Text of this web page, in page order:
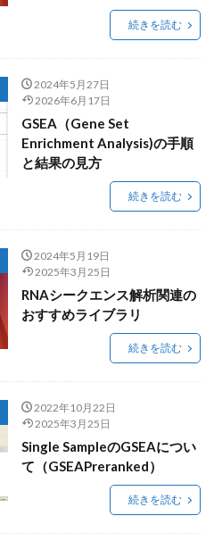
続きを読む
2024年5月27日
2026年6月17日
GSEA（Gene Set
Enrichment Analysis)の手順
と結果の見方
続きを読む
2024年5月19日
2025年3月25日
RNAシークエンス解析関連の
おすすめライブラリ
続きを読む
2022年10月22日
2025年3月25日
Single SampleのGSEAについ
て（GSEAPreranked）
続きを読む